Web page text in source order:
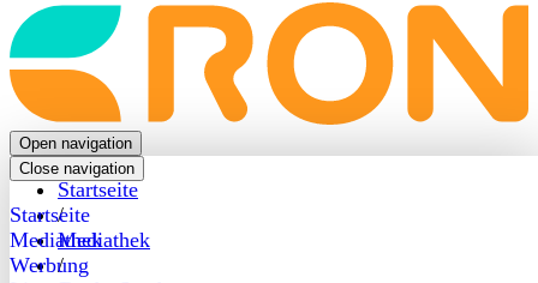
Back
to
frontpage
Open navigation
Close navigation
Startseite
Mediathek
Werbung
Startseite
/
Mediathek
/